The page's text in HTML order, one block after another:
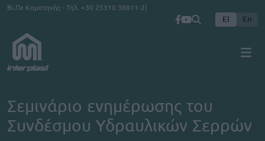
Παράκαμψη προς το κυρίως περιεχόμενο
Βι.Πε Κομοτηνής - Τηλ. +30 25310 38811-2
El En
Σεμινάριο ενημέρωσης του
Συνδέσμου Υδραυλικών Σερρών